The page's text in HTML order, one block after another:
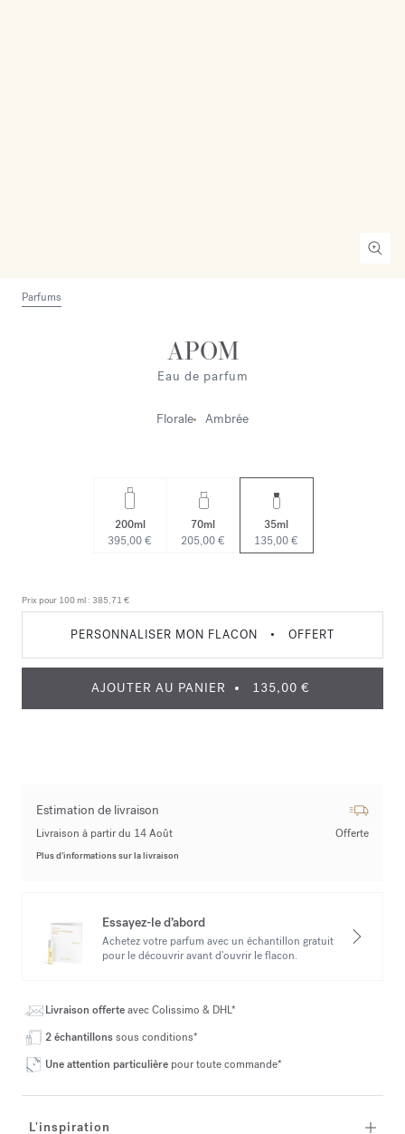
Parfums
APOM
Eau de parfum
Florale Ambrée
200ml
395,00 €
70ml
205,00 €
35ml
135,00 €
Prix pour 100 ml : 385,71 €
PERSONNALISER MON FLACON • OFFERT
AJOUTER AU PANIER 135,00 €
Estimation de livraison
Livraison à partir du 14 Août Offerte
Plus d’informations sur la livraison
Essayez-le d’abord
Achetez votre parfum avec un échantillon gratuit
pour le découvrir avant d’ouvrir le flacon.
Livraison offerteavec Colissimo & DHL*
2 échantillonssous conditions*
Une attention particulière pour toute commande*
L'inspiration